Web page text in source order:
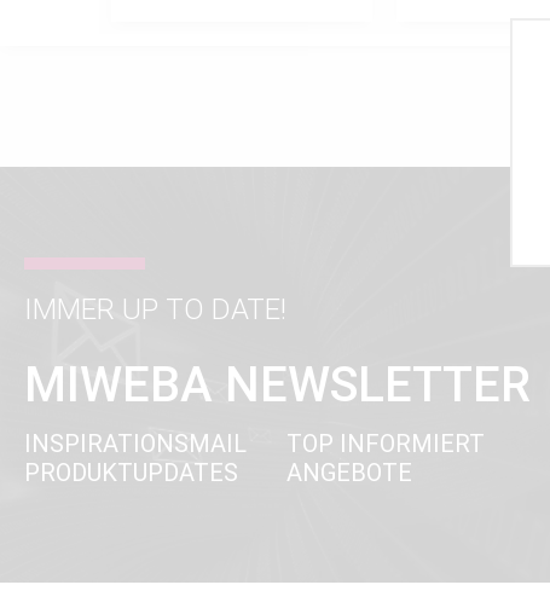
IMMER UP TO DATE!
MIWEBA NEWSLETTER
INSPIRATIONSMAIL
PRODUKTUPDATES
TOP INFORMIERT
ANGEBOTE